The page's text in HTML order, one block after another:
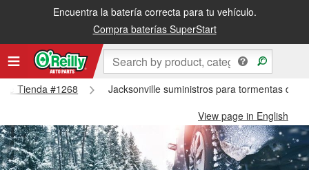
Encuentra la batería correcta para tu vehículo.
Compra baterías SuperStart
Tienda #1268
Jacksonville suministros para tormentas de
View page in English